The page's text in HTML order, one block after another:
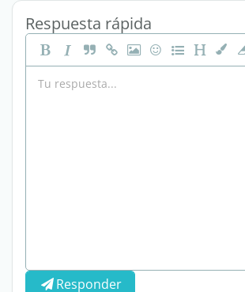
Respuesta rápida
Responder